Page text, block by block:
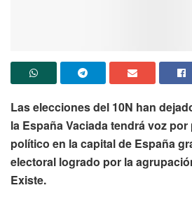
Las elecciones del 10N han
la España Vaciada tendrá voz
político en la capital de España
electoral logrado por la
Existe.